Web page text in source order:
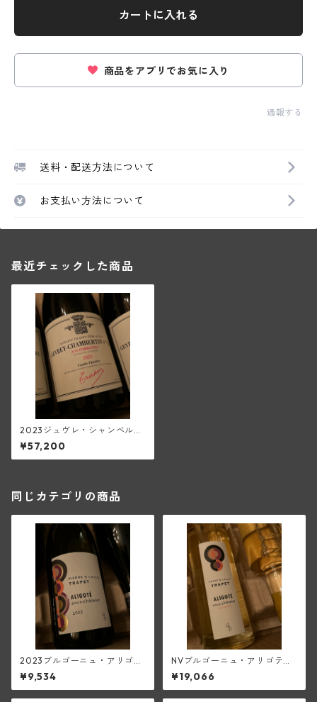
カートに入れる
商品をアプリでお気に入り
通報する
送料・配送方法について
お支払い方法について
最近チェックした商品
2023ジュヴレ・シャンベルタ
ン1級オー・コンボット(トラ
ペ)
¥57,200
同じカテゴリの商品
2023ブルゴーニュ・アリゴ
テ・スー・シャトレ(ピエー
ル・エ・ルイ・トラペ)
¥9,534
NVブルゴーニュ・アリゴテ・
スー・シャトレ・パスリエ【3
75ml／白甘口】(ピエール・
エ・ルイ・トラペ)
¥19,066